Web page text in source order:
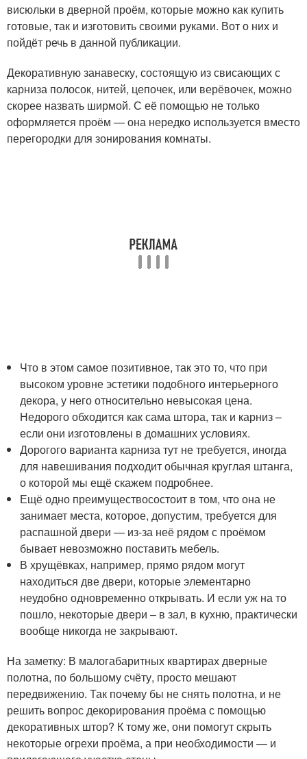
висюльки в дверной проём, которые можно как купить
готовые, так и изготовить своими руками. Вот о них и
пойдёт речь в данной публикации.
Декоративную занавеску, состоящую из свисающих с
карниза полосок, нитей, цепочек, или верёвочек, можно
скорее назвать ширмой. С её помощью не только
оформляется проём — она нередко используется вместо
перегородки для зонирования комнаты.
Что в этом самое позитивное, так это то, что при
высоком уровне эстетики подобного интерьерного
декора, у него относительно невысокая цена.
Недорого обходится как сама штора, так и карниз –
если они изготовлены в домашних условиях.
Дорогого варианта карниза тут не требуется, иногда
для навешивания подходит обычная круглая штанга,
о которой мы ещё скажем подробнее.
Ещё одно преимуществосостоит в том, что она не
занимает места, которое, допустим, требуется для
распашной двери — из-за неё рядом с проёмом
бывает невозможно поставить мебель.
В хрущёвках, например, прямо рядом могут
находиться две двери, которые элементарно
неудобно одновременно открывать. И если уж на то
пошло, некоторые двери – в зал, в кухню, практически
вообще никогда не закрывают.
На заметку: В малогабаритных квартирах дверные
полотна, по большому счёту, просто мешают
передвижению. Так почему бы не снять полотна, и не
решить вопрос декорирования проёма с помощью
декоративных штор? К тому же, они помогут скрыть
некоторые огрехи проёма, а при необходимости — и